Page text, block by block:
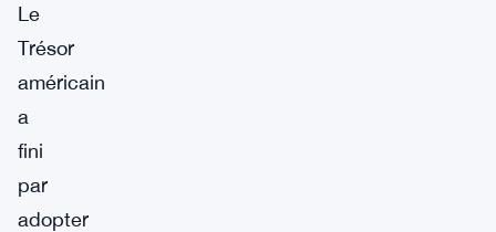
Le
Trésor
américain
a
fini
par
adopter